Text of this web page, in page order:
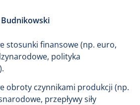
stosunki finansowe (np. euro,
polityka
obroty czynnikami produkcji (np.
przepływy siły